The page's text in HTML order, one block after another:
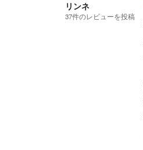
リンネ
37件のレビューを投稿